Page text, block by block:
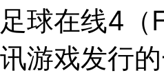
足球在线4（
讯游戏发行